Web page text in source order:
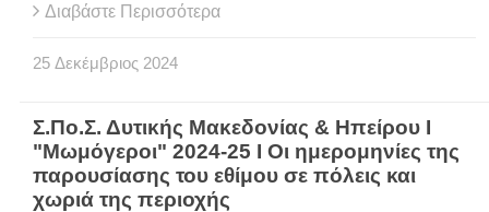
Διαβάστε Περισσότερα
25 Δεκέμβριος 2024
Σ.Πο.Σ. Δυτικής Μακεδονίας & Ηπείρου Ι
"Μωμόγεροι" 2024-25 Ι Οι ημερομηνίες της
παρουσίασης του εθίμου σε πόλεις και
χωριά της περιοχής